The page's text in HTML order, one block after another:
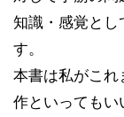
知識・感覚とし
す。
本書は私がこれ
作といってもい